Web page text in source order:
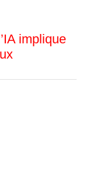
implique